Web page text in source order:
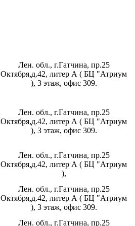
Лен. обл., г.Гатчина, пр.25
Октября,д.42, литер А ( БЦ "Атриум
), 3 этаж, офис 309.
Лен. обл., г.Гатчина, пр.25
Октября,д.42, литер А ( БЦ "Атриум
), 3 этаж, офис 309.
Лен. обл., г.Гатчина, пр.25
Октября,д.42, литер А ( БЦ "Атриум
),
Лен. обл., г.Гатчина, пр.25
Октября,д.42, литер А ( БЦ "Атриум
), 3 этаж, офис 309.
Лен. обл., г.Гатчина, пр.25